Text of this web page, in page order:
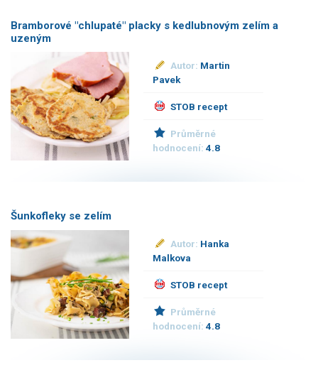
Bramborové "chlupaté" placky s kedlubnovým zelím a
uzeným
Autor: Martin
Pavek
STOB recept
Průměrné
hodnocení:4.8
Šunkofleky se zelím
Autor: Hanka
Malkova
STOB recept
Průměrné
hodnocení:4.8